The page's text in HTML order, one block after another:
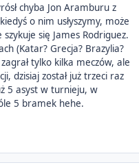
chyba Jon Aramburu z
o nim usłyszymy, może
się James Rodriguez.
(Katar? Grecja? Brazylia?
tylko kilka meczów, ale
dzisiaj został już trzeci raz
5 asyst w turnieju, w
5 bramek hehe.